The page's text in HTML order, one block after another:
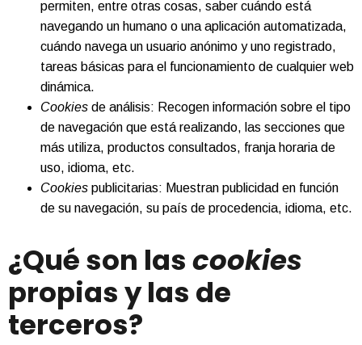
permiten, entre otras cosas, saber cuándo está
navegando un humano o una aplicación automatizada,
cuándo navega un usuario anónimo y uno registrado,
tareas básicas para el funcionamiento de cualquier web
dinámica.
Cookies de análisis: Recogen información sobre el tipo
de navegación que está realizando, las secciones que
más utiliza, productos consultados, franja horaria de
uso, idioma, etc.
Cookies publicitarias: Muestran publicidad en función
de su navegación, su país de procedencia, idioma, etc.
¿Qué son lascookies
propias y las de
terceros?